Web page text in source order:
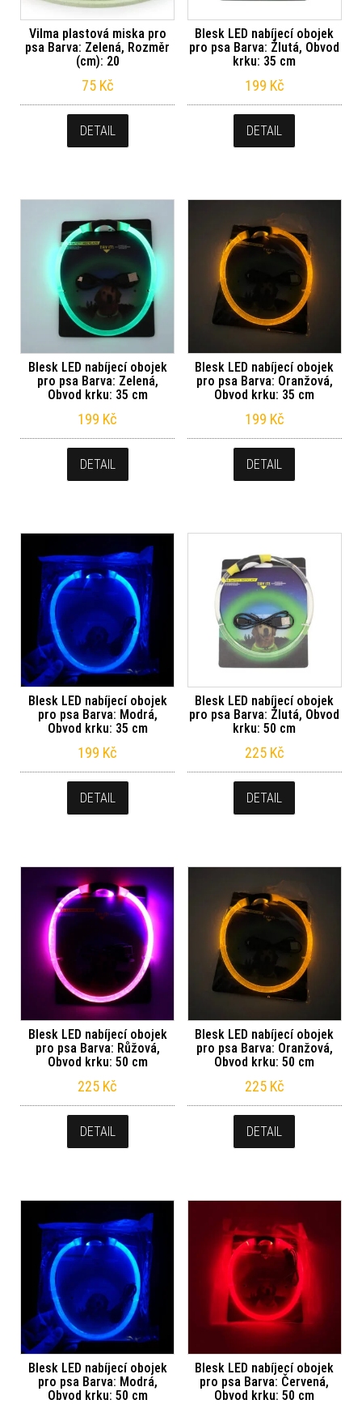
Vilma plastová miska pro
psa Barva: Zelená, Rozměr
(cm): 20
75 Kč
DETAIL
Blesk LED nabíjecí obojek
pro psa Barva: Žlutá, Obvod
krku: 35 cm
199 Kč
DETAIL
Blesk LED nabíjecí obojek
pro psa Barva: Zelená,
Obvod krku: 35 cm
199 Kč
DETAIL
Blesk LED nabíjecí obojek
pro psa Barva: Oranžová,
Obvod krku: 35 cm
199 Kč
DETAIL
Blesk LED nabíjecí obojek
pro psa Barva: Modrá,
Obvod krku: 35 cm
199 Kč
DETAIL
Blesk LED nabíjecí obojek
pro psa Barva: Žlutá, Obvod
krku: 50 cm
225 Kč
DETAIL
Blesk LED nabíjecí obojek
pro psa Barva: Růžová,
Obvod krku: 50 cm
225 Kč
DETAIL
Blesk LED nabíjecí obojek
pro psa Barva: Oranžová,
Obvod krku: 50 cm
225 Kč
DETAIL
Blesk LED nabíjecí obojek
pro psa Barva: Modrá,
Obvod krku: 50 cm
Blesk LED nabíjecí obojek
pro psa Barva: Červená,
Obvod krku: 50 cm